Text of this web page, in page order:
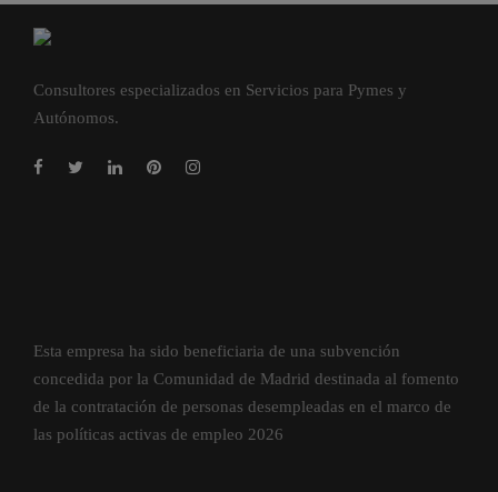
Consultores especializados en Servicios para Pymes y
Autónomos.
Esta empresa ha sido beneficiaria de una subvención
concedida por la Comunidad de Madrid destinada al fomento
de la contratación de personas desempleadas en el marco de
las políticas activas de empleo 2026